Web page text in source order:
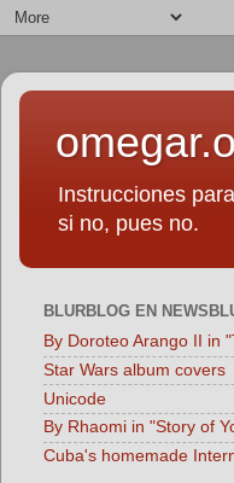
Instrucciones
si no, pues no.
BLURBLOG EN
By Doroteo Arango II in
Star Wars album covers
Unicode
By Rhaomi in "Story of
Cuba's homemade